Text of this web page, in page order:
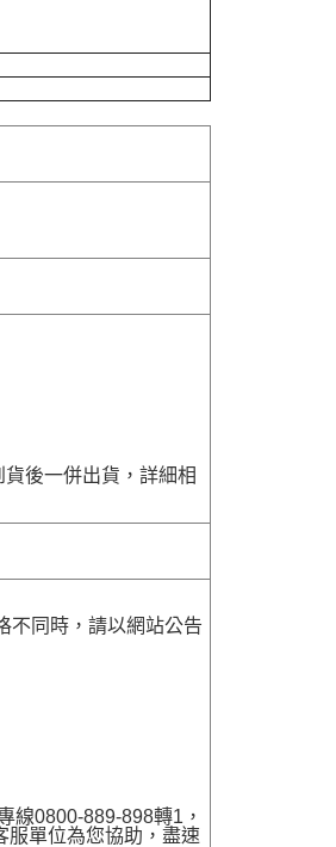
後一併出貨，詳細相
不同時，請以網站公告
線0800-889-898轉1，
服單位為您協助，盡速